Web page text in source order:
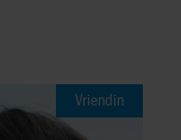
Vriendin